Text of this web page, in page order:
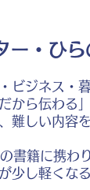
ー・ひら
ビジネス・
から伝わる
難しい内容
書籍に携わ
少し軽くな